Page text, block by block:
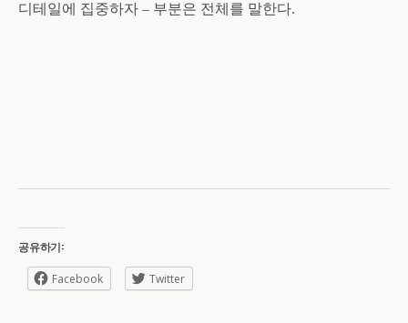
디테일에 집중하자 – 부분은 전체를 말한다.
공유하기:
Facebook Twitter